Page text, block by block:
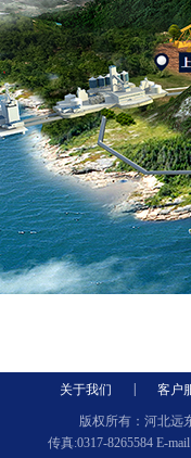
关于我们 客户
版权所有：河北远
传真:0317-8265584 E-